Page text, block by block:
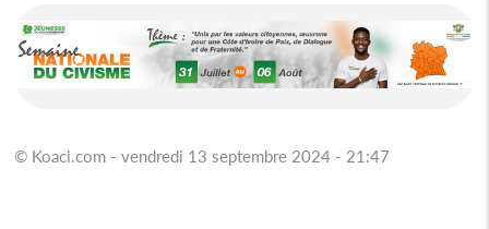
© Koaci.com - vendredi 13 septembre 2024 - 21:47